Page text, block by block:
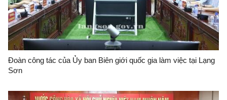
Đoàn công tác của Ủy ban Biên giới quốc gia làm việc tại Lạng
Sơn